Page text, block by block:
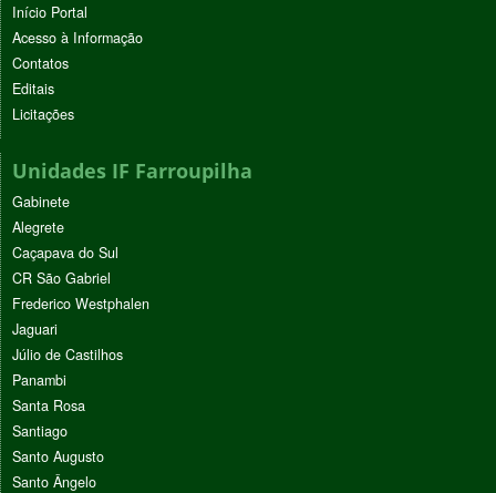
Início Portal
Acesso à Informação
Contatos
Editais
Licitações
Unidades IF Farroupilha
Gabinete
Alegrete
Caçapava do Sul
CR São Gabriel
Frederico Westphalen
Jaguari
Júlio de Castilhos
Panambi
Santa Rosa
Santiago
Santo Augusto
Santo Ângelo